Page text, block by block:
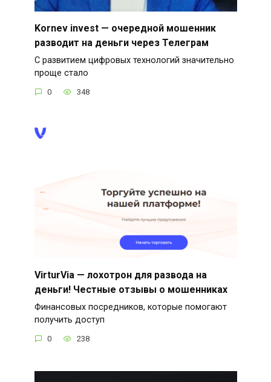
Kornev invest — очередной мошенник
разводит на деньги через Телеграм
С развитием цифровых технологий значительно
проще стало
0 348
VirturVia — лохотрон для развода на
деньги! Честные отзывы о мошенниках
Финансовых посредников, которые помогают
получить доступ
0 238